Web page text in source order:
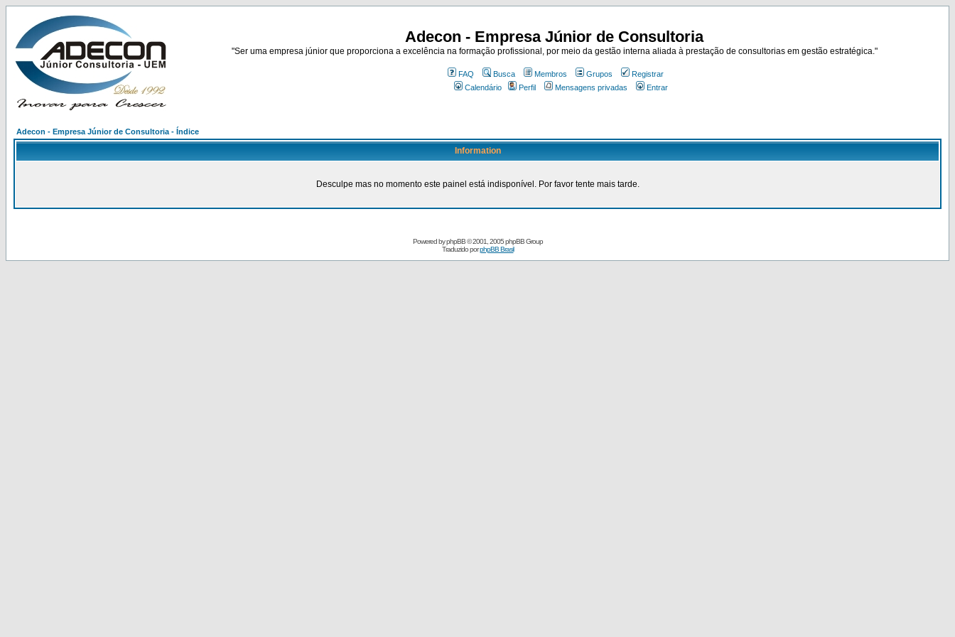
Adecon - Empresa Júnior de Consultoria
"Ser uma empresa júnior que proporciona a excelência na formação profissional, por meio da gestão interna aliada à prestação de consultorias em gestão estratégica."
FAQ Busca Membros Grupos
Registrar
Calendário
Perfil Mensagens privadas Entrar
Adecon - Empresa Júnior de Consultoria - Índice
Information
Desculpe mas no momento este painel está indisponível. Por favor tente mais tarde.
Powered byphpBB© 2001, 2005 phpBB Group
Traduzido porphpBB Brasil